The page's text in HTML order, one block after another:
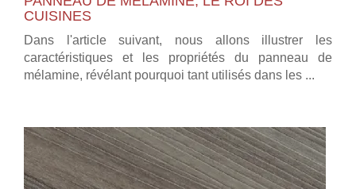
CUISINES
Dans l'article suivant, nous allons illustrer les
caractéristiques et les propriétés du panneau de
mélamine, révélant pourquoi tant utilisés dans les ...